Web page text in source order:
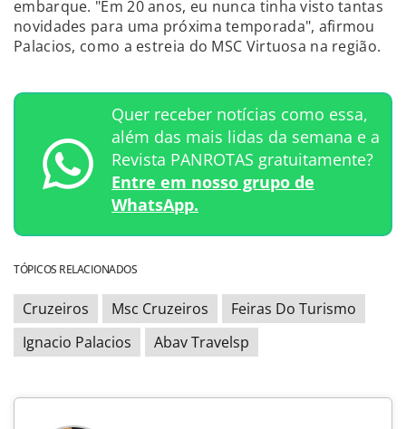
embarque. "Em 20 anos, eu nunca tinha visto tantas
novidades para uma próxima temporada", afirmou
Palacios, como a estreia do MSC Virtuosa na região.
Quer receber notícias como essa,
além das mais lidas da semana e a
Revista PANROTAS gratuitamente?
Entre em nosso grupo de
WhatsApp.
TÓPICOS RELACIONADOS
Cruzeiros Msc Cruzeiros
Feiras Do Turismo
Ignacio Palacios
Abav Travelsp